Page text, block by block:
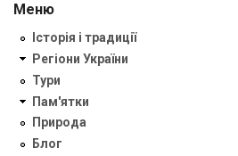
Меню
Історія і традиції
Регіони України
Тури
Пам'ятки
Природа
Блог